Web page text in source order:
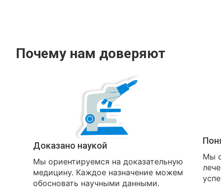
Почему нам доверяют
Доказано наукой
Мы ориентируемся на доказательную
медицину. Каждое назначение можем
обосновать научными данными.
Мы